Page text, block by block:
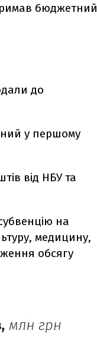
бюджетний
до
у першому
від НБУ та
на
медицину,
обсягу